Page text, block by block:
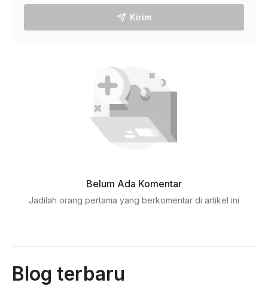
Kirim
Belum Ada Komentar
Jadilah orang pertama yang berkomentar di artikel ini
Blog terbaru